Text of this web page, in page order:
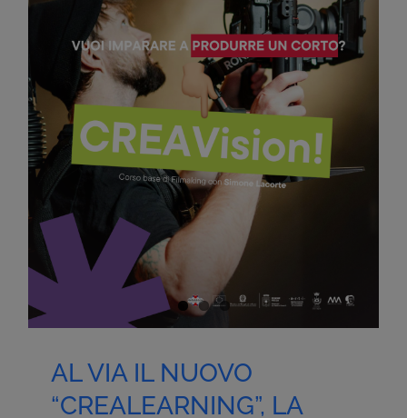
AL VIA IL NUOVO
“CREALEARNING”, LA